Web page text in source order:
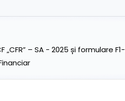
– SA - 2025 și formulare